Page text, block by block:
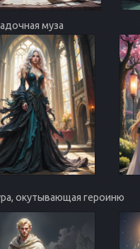
муза
окутывающая героиню